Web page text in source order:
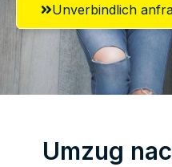
Unverbindlich
Umzug